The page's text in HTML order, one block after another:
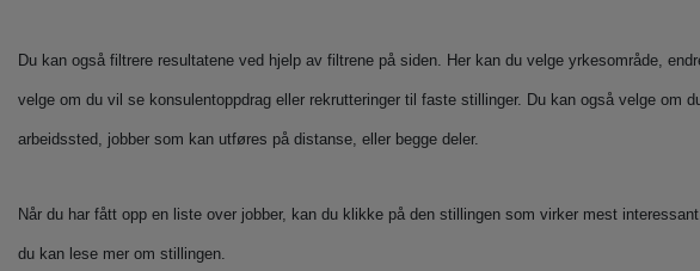
Du kan også filtrere resultatene ved hjelp av filtrene på siden. Her kan du velge yrkesområde,
velge om du vil se konsulentoppdrag eller rekrutteringer til faste stillinger. Du kan også velge om
arbeidssted, jobber som kan utføres på distanse, eller begge deler.
Når du har fått opp en liste over jobber, kan du klikke på den stillingen som virker mest
du kan lese mer om stillingen.